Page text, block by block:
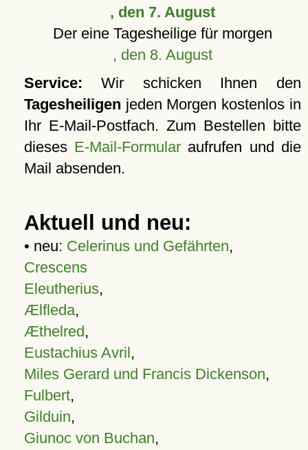
, den 7. August
Der eine Tagesheilige für morgen
, den 8. August
Service: Wir schicken Ihnen den
Tagesheiligen jeden Morgen kostenlos in
Ihr E-Mail-Postfach. Zum Bestellen bitte
dieses E-Mail-Formular aufrufen und die
Mail absenden.
Aktuell und neu:
• neu: Celerinus und Gefährten,
Crescens
Eleutherius,
Ælfleda,
Æthelred,
Eustachius Avril,
Miles Gerard und Francis Dickenson,
Fulbert,
Gilduin,
Giunoc von Buchan,